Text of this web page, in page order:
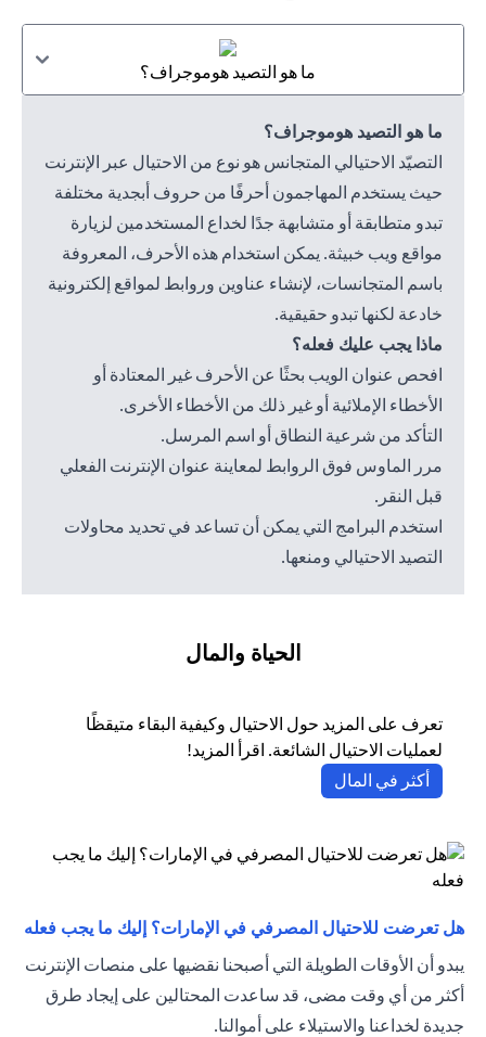
ما هو التصيد هوموجراف؟
ما هو التصيد هوموجراف؟
التصيّد الاحتيالي المتجانس هو نوع من الاحتيال عبر الإنترنت
حيث يستخدم المهاجمون أحرفًا من حروف أبجدية مختلفة
تبدو متطابقة أو متشابهة جدًا لخداع المستخدمين لزيارة
مواقع ويب خبيثة. يمكن استخدام هذه الأحرف، المعروفة
باسم المتجانسات، لإنشاء عناوين وروابط لمواقع إلكترونية
خادعة لكنها تبدو حقيقية.
ماذا يجب عليك فعله؟
افحص عنوان الويب بحثًا عن الأحرف غير المعتادة أو
الأخطاء الإملائية أو غير ذلك من الأخطاء الأخرى.
التأكد من شرعية النطاق أو اسم المرسل.
مرر الماوس فوق الروابط لمعاينة عنوان الإنترنت الفعلي
قبل النقر.
استخدم البرامج التي يمكن أن تساعد في تحديد محاولات
التصيد الاحتيالي ومنعها.
الحياة والمال
تعرف على المزيد حول الاحتيال وكيفية البقاء متيقظًا
لعمليات الاحتيال الشائعة. اقرأ المزيد!
أكثر في المال
هل تعرضت للاحتيال المصرفي في الإمارات؟ إليك ما يجب فعله
يبدو أن الأوقات الطويلة التي أصبحنا نقضيها على منصات الإنترنت
أكثر من أي وقت مضى، قد ساعدت المحتالين على إيجاد طرق
جديدة لخداعنا والاستيلاء على أموالنا.